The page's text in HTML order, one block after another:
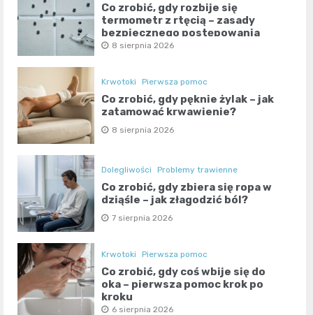
Co zrobić, gdy rozbije się
termometr z rtęcią – zasady
bezpiecznego postępowania
8 sierpnia 2026
Krwotoki Pierwsza pomoc
Co zrobić, gdy pęknie żylak – jak
zatamować krwawienie?
8 sierpnia 2026
Dolegliwości Problemy trawienne
Co zrobić, gdy zbiera się ropa w
dziąśle – jak złagodzić ból?
7 sierpnia 2026
Krwotoki Pierwsza pomoc
Co zrobić, gdy coś wbije się do
oka – pierwsza pomoc krok po
kroku
6 sierpnia 2026